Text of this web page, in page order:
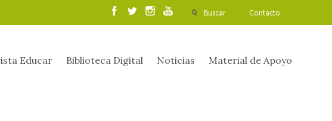
Buscar Contacto
Educar Biblioteca Digital Noticias Material de Apoyo